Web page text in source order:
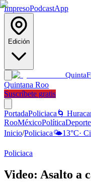
ImpresoPodcastApp
Edición
Quinta
Quintana Roo
Suscríbete gratis
PortadaPoliciaca 🌀
RooMéxicoPolítica
Inicio/Policiaca🌤️13°C·
Policiaca
Video: Asalto a